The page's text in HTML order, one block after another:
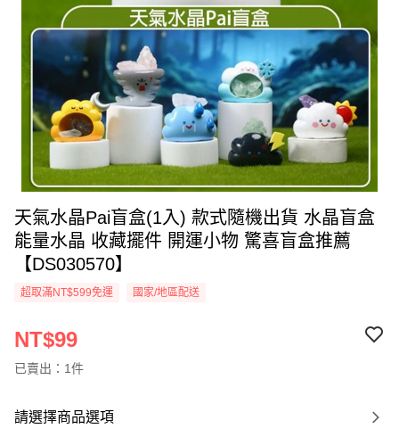
天氣水晶Pai盲盒(1入) 款式隨機出貨 水晶盲盒
能量水晶 收藏擺件 開運小物 驚喜盲盒推薦
【DS030570】
超取滿NT$599免運 國家/地區配送
NT$99
已賣出：1件
請選擇商品選項